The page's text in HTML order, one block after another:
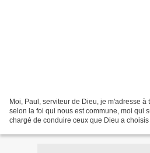
Moi, Paul, serviteur de Dieu, je m'adresse à
selon la foi qui nous est commune, moi qui
chargé de conduire ceux que Dieu a choisis